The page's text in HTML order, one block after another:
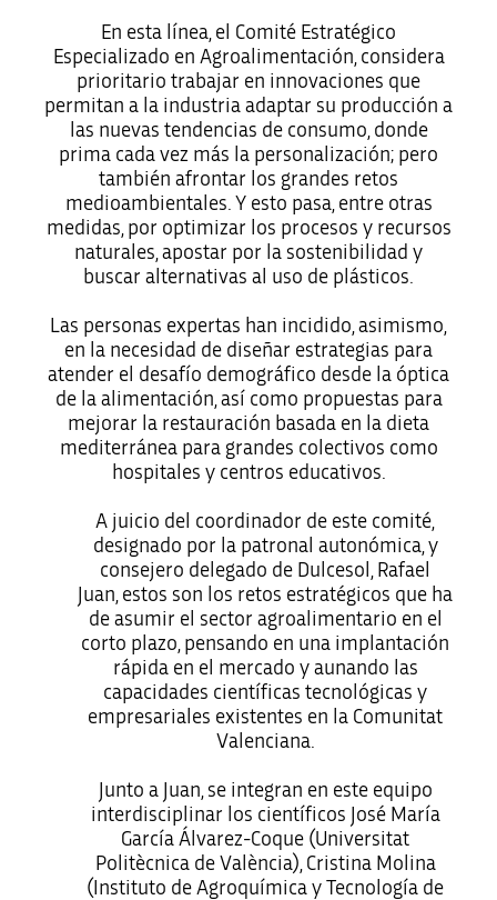
En esta línea, el Comité Estratégico
Especializado en Agroalimentación, considera
prioritario trabajar en innovaciones que
permitan a la industria adaptar su producción a
las nuevas tendencias de consumo, donde
prima cada vez más la personalización; pero
también afrontar los grandes retos
medioambientales. Y esto pasa, entre otras
medidas, por optimizar los procesos y recursos
naturales, apostar por la sostenibilidad y
buscar alternativas al uso de plásticos.
Las personas expertas han incidido, asimismo,
en la necesidad de diseñar estrategias para
atender el desafío demográfico desde la óptica
de la alimentación, así como propuestas para
mejorar la restauración basada en la dieta
mediterránea para grandes colectivos como
hospitales y centros educativos.
A juicio del coordinador de este comité,
designado por la patronal autonómica, y
consejero delegado de Dulcesol, Rafael
Juan, estos son los retos estratégicos que ha
de asumir el sector agroalimentario en el
corto plazo, pensando en una implantación
rápida en el mercado y aunando las
capacidades científicas tecnológicas y
empresariales existentes en la Comunitat
Valenciana.
Junto a Juan, se integran en este equipo
interdisciplinar los científicos José María
García Álvarez-Coque (Universitat
Politècnica de València), Cristina Molina
(Instituto de Agroquímica y Tecnología de